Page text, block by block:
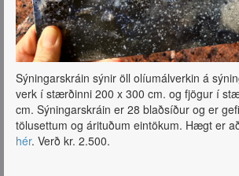
Sýningarskráin sýnir öll olíumálverkin á
verk í stærðinni 200 x 300 cm. og fjögur í
cm. Sýningarskráin er 28 blaðsíður og er
tölusettum og árituðum eintökum. Hægt er
hér. Verð kr. 2.500.